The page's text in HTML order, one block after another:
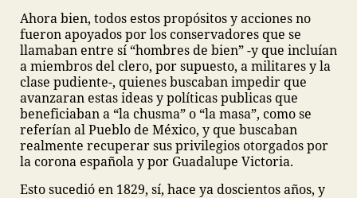
Ahora bien, todos estos propósitos y acciones no
fueron apoyados por los conservadores que se
llamaban entre sí “hombres de bien” -y que incluían
a miembros del clero, por supuesto, a militares y la
clase pudiente-, quienes buscaban impedir que
avanzaran estas ideas y políticas publicas que
beneficiaban a “la chusma” o “la masa”, como se
referían al Pueblo de México, y que buscaban
realmente recuperar sus privilegios otorgados por
la corona española y por Guadalupe Victoria.
Esto sucedió en 1829, sí, hace ya doscientos años, y